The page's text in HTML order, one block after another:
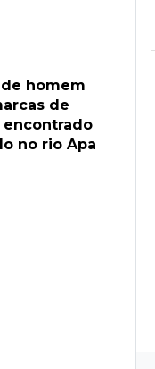
homem
de
no rio Apa